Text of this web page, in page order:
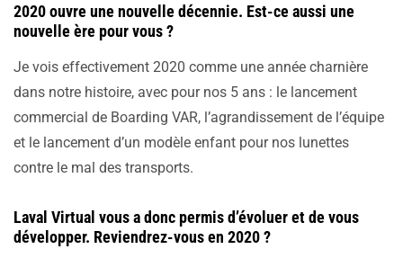
2020 ouvre une nouvelle décennie. Est-ce aussi une
nouvelle ère pour vous ?
Je vois effectivement 2020 comme une année charnière
dans notre histoire, avec pour nos 5 ans : le lancement
commercial de Boarding VAR, l’agrandissement de l’équipe
et le lancement d’un modèle enfant pour nos lunettes
contre le mal des transports.
Laval Virtual vous a donc permis d’évoluer et de vous
développer. Reviendrez-vous en 2020 ?